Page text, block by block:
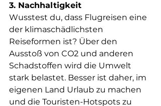
3. Nachhaltigkeit
Wusstest du, dass Flugreisen eine
der klimaschädlichsten
Reiseformen ist? Über den
Ausstoß von CO2 und anderen
Schadstoffen wird die Umwelt
stark belastet. Besser ist daher, im
eigenen Land Urlaub zu machen
und die Touristen-Hotspots zu